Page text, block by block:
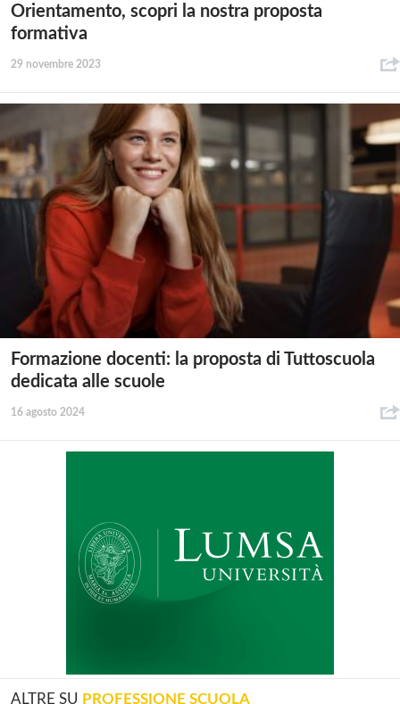
Orientamento, scopri la nostra proposta
formativa
29 novembre 2023
Formazione docenti: la proposta di Tuttoscuola
dedicata alle scuole
16 agosto 2024
ALTRE SU PROFESSIONE SCUOLA